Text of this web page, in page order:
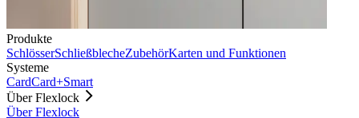
Produkte
SchlösserSchließblecheZubehörKarten und Funktionen
Systeme
CardCard+Smart
Über Flexlock
Über Flexlock